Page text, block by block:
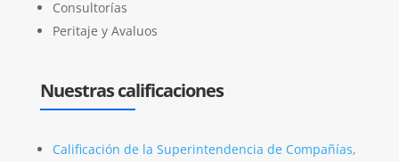
Consultorías
Peritaje y Avaluos
Nuestras calificaciones
Calificación de la Superintendencia de Compañías,